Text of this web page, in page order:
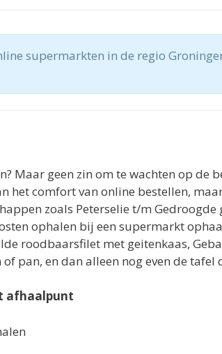
supermarkten in de regio
Maar geen zin om te wachten op de
het comfort van online bestellen,
zoals Peterselie t/m
ophalen bij een supermarkt
roodbaarsfilet met geitenkaas,
pan, en dan alleen nog even de tafel
afhaalpunt